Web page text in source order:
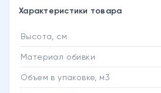
Характеристики товара
Высота, см
Материал обивки
Объем в упаковке, м3